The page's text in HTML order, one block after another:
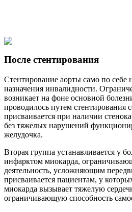
После стентирования
Стентирование аорты само по себе
назначения инвалидности.
возникает на фоне основной
проводилось путем стентирования
присваивается при наличии
без тяжелых нарушений
желудочка.
Вторая группа устанавливается у
инфарктом миокарда,
деятельность, усложняющим
присваивается пациентам, у
миокарда вызывает тяжелую
ограничивающую способность